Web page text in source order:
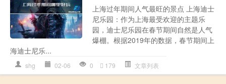
上海过年期间人气最旺的景点 上海迪士
尼乐园：作为上海最受欢迎的主题乐
园，迪士尼乐园在春节期间自然是人气
爆棚。根据2019年的数据，春节期间上
海迪士尼乐...
shg 02-06 0 179 文章列表